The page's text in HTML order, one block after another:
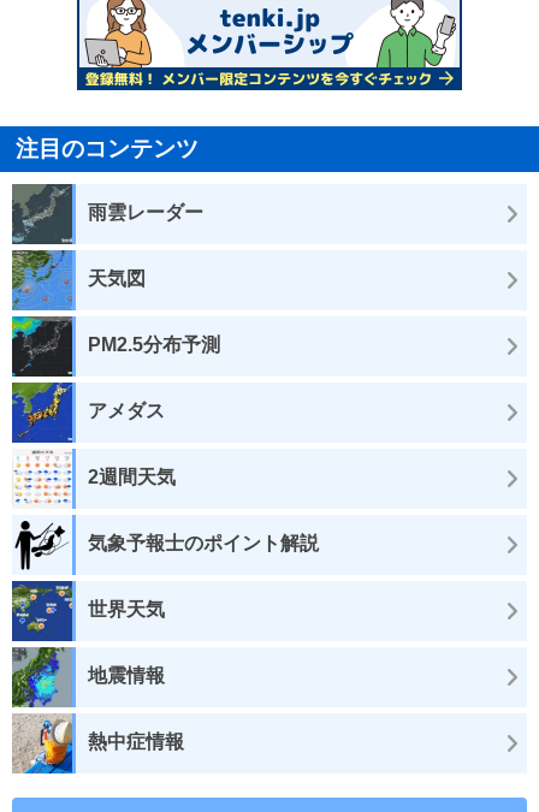
注目のコンテンツ
雨雲レーダー
天気図
PM2.5分布予測
アメダス
2週間天気
気象予報士のポイント解説
世界天気
地震情報
熱中症情報